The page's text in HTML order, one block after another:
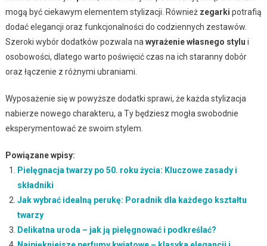
mogą być ciekawym elementem stylizacji. Również zegarki potrafią
dodać elegancji oraz funkcjonalności do codziennych zestawów.
Szeroki wybór dodatków pozwala na wyrażenie własnego stylu i
osobowości, dlatego warto poświęcić czas na ich staranny dobór
oraz łączenie z różnymi ubraniami.
Wyposażenie się w powyższe dodatki sprawi, że każda stylizacja
nabierze nowego charakteru, a Ty będziesz mogła swobodnie
eksperymentować ze swoim stylem.
Powiązane wpisy:
Pielęgnacja twarzy po 50. roku życia: Kluczowe zasady i
składniki
Jak wybrać idealną perukę: Poradnik dla każdego kształtu
twarzy
Delikatna uroda – jak ją pielęgnować i podkreślać?